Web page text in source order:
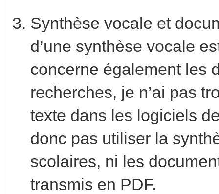
Synthèse vocale et
d’une synthèse vocale
concerne également les
recherches, je n’ai pas
texte dans les logiciels
donc pas utiliser la
scolaires, ni les
transmis en PDF.